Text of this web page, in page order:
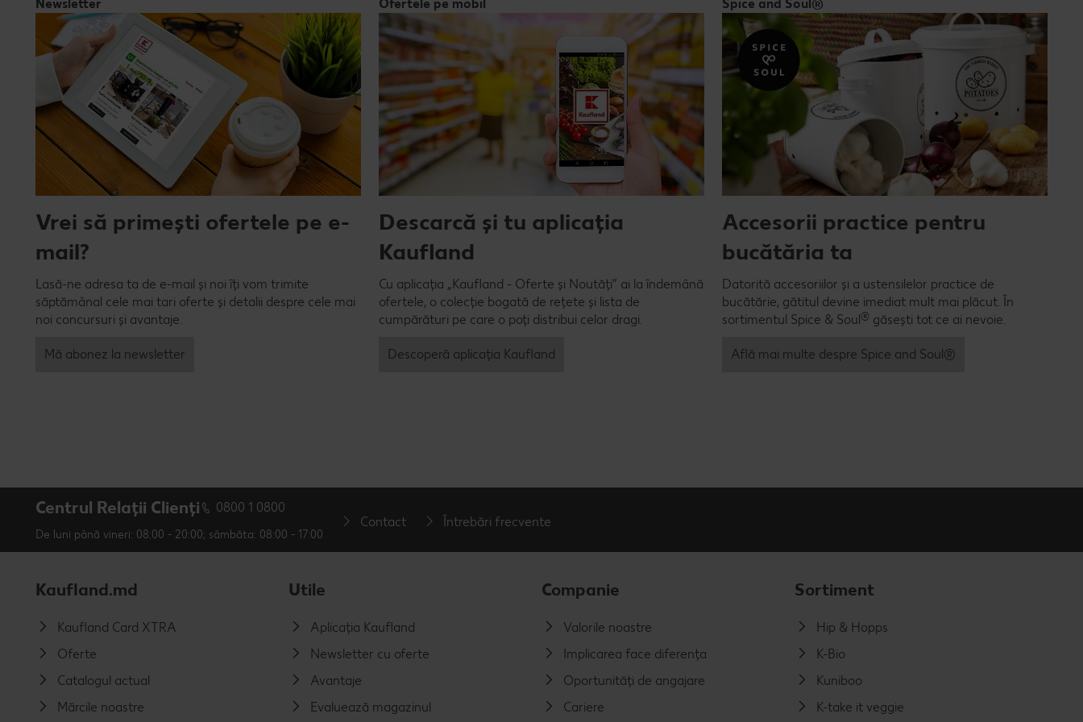
Newsletter
Vrei să primești ofertele pe e-
mail?
Lasă-ne adresa ta de e-mail și noi îți vom trimite
săptămânal cele mai tari oferte și detalii despre cele mai
noi concursuri și avantaje.
Mă abonez la newsletter
Ofertele pe mobil
Descarcă și tu aplicația
Kaufland
Cu aplicația „Kaufland - Oferte și Noutăți” ai la îndemână
ofertele, o colecție bogată de rețete și lista de
cumpărături pe care o poți distribui celor dragi.
Descoperă aplicația Kaufland
Spice and Soul®
Accesorii practice pentru
bucătăria ta
Datorită accesoriilor și a ustensilelor practice de
bucătărie, gătitul devine imediat mult mai plăcut. În
sortimentul Spice & Soul ® găsești tot ce ai nevoie.
Află mai multe despre Spice and Soul®
Centrul Relații Clienți 0800 1 0800
De luni până vineri: 08:00 - 20:00; sâmbăta: 08:00 - 17:00
Contact Întrebări frecvente
Kaufland.md
Kaufland Card XTRA
Oferte
Catalogul actual
Mărcile noastre
Utile
Aplicația Kaufland
Newsletter cu oferte
Avantaje
Evaluează magazinul
Companie
Valorile noastre
Implicarea face diferența
Oportunități de angajare
Cariere
Sortiment
Hip & Hopps
K-Bio
Kuniboo
K-take it veggie